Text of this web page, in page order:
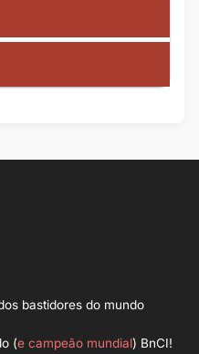
bastidores do mundo
(e campeão mundial) BnCI!